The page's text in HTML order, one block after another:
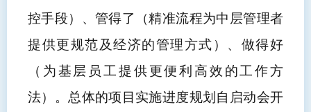
控手段）、管得了（精准流程为中层管理者
提供更规范及经济的管理方式）、做得好
（为基层员工提供更便利高效的工作方
法）。总体的项目实施进度规划自启动会开